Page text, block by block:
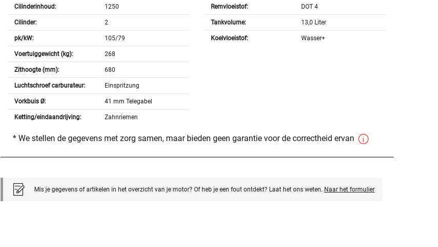
Cilinderinhoud: 1250
Cilinder: 2
pk/kW: 105/79
Voertuiggewicht (kg): 268
Zithoogte (mm): 680
Luchtschroef carburateur: Einspritzung
Vorkbuis Ø: 41 mm Telegabel
Ketting/eindaandrijving: Zahnriemen
Remvloeistof: DOT 4
Tankvolume: 13,0 Liter
Koelvloeistof: Wasser+
* We stellen de gegevens met zorg samen, maar bieden geen garantie voor de correctheid ervan
Mis je gegevens of artikelen in het overzicht van je motor? Of heb je een fout ontdekt? Laat het ons weten. Naar het formulier